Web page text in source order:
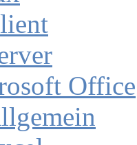
Office